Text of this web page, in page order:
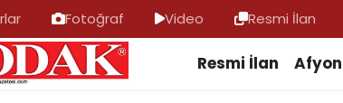
Fotoğraf Video Resmi İlan
Resmi İlan
HABERLERİ